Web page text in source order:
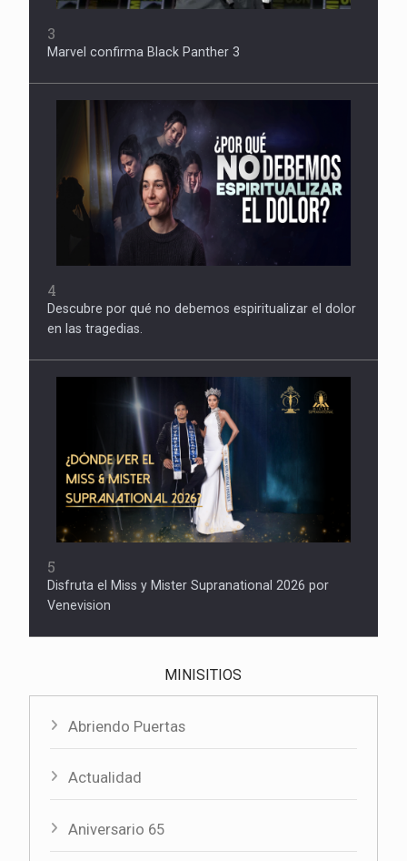
3
Marvel confirma Black Panther 3
4
Descubre por qué no debemos espiritualizar el dolor
en las tragedias.
5
Disfruta el Miss y Mister Supranational 2026 por
Venevision
MINISITIOS
Abriendo Puertas
Actualidad
Aniversario 65